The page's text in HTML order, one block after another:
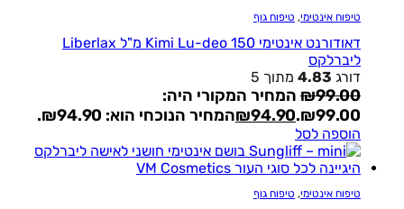
טיפוח אינטימי, טיפוח גוף
דאודורנט אינטימי Kimi Lu-deo 150 מ"ל Liberlax
ליברלקס
דורג 4.83 מתוך 5
₪99.00
המחיר המקורי היה:
₪99.00.
₪94.90 המחיר הנוכחי הוא: ₪94.90.
הוספה לסל
טיפוח אינטימי, טיפוח גוף